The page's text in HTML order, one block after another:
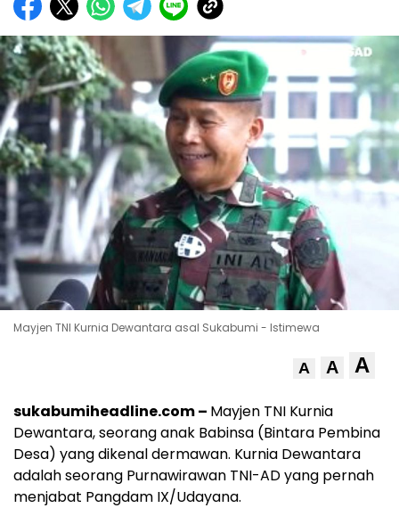
Mayjen TNI Kurnia Dewantara asal Sukabumi - Istimewa
A A A
sukabumiheadline.com – Mayjen TNI Kurnia
Dewantara, seorang anak Babinsa (Bintara Pembina
Desa) yang dikenal dermawan. Kurnia Dewantara
adalah seorang Purnawirawan TNI-AD yang pernah
menjabat Pangdam IX/Udayana.